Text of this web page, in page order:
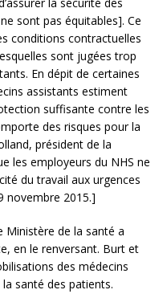
sont pas équitables]. Ce
conditions contractuelles
sont jugées trop
En dépit de certaines
assistants estiment
suffisante contre les
des risques pour la
président de la
les employeurs du NHS ne
du travail aux urgences
novembre 2015.]
Ministère de la santé a
en le renversant. Burt et
des médecins
santé des patients.